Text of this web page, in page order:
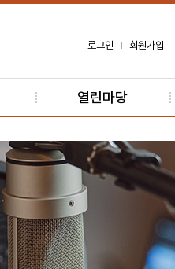
로그인 회원가입
열린마당